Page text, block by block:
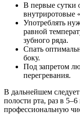
В первые сутки
внутриротовые
Употреблять
равной
зубного ряда.
Спать
боку.
Под запретом
перегревания.
В дальнейшем
полости рта, раз в
профессиональную